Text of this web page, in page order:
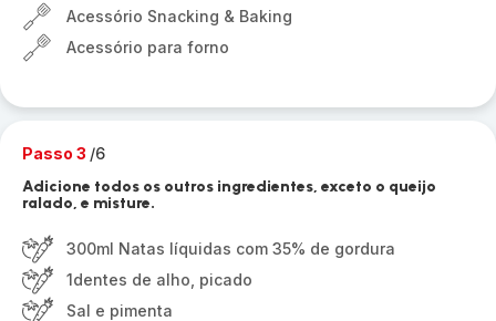
Acessório Snacking & Baking
Acessório para forno
Passo 3 /6
Adicione todos os outros ingredientes, exceto o queijo
ralado, e misture.
300ml Natas líquidas com 35% de gordura
1dentes de alho, picado
Sal e pimenta